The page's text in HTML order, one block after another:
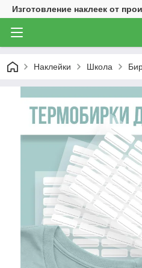
Изготовление наклеек от
Наклейки Школа